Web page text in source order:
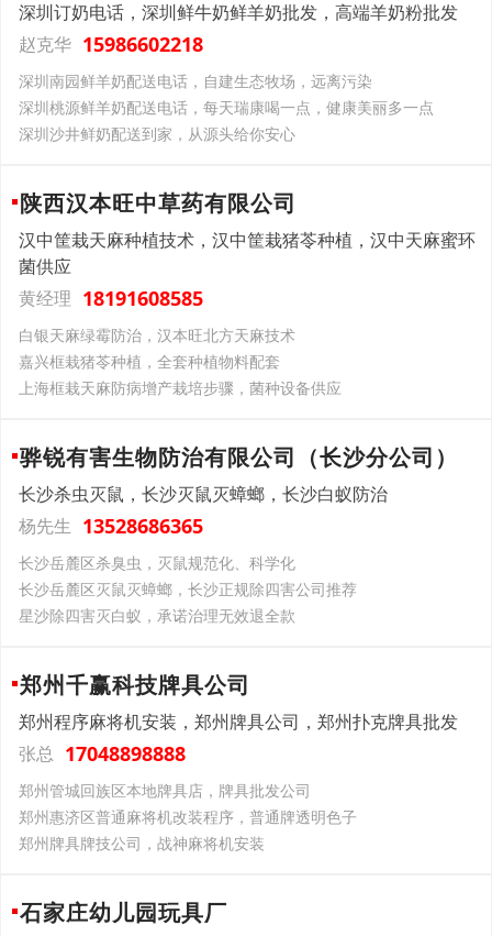
深圳订奶电话，深圳鲜牛奶鲜羊奶批发，高端羊奶粉批发
赵克华 15986602218
深圳南园鲜羊奶配送电话，自建生态牧场，远离污染
深圳桃源鲜羊奶配送电话，每天瑞康喝一点，健康美丽多一点
深圳沙井鲜奶配送到家，从源头给你安心
陕西汉本旺中草药有限公司
汉中筐栽天麻种植技术，汉中筐栽猪苓种植，汉中天麻蜜环
菌供应
黄经理 18191608585
白银天麻绿霉防治，汉本旺北方天麻技术
嘉兴框栽猪苓种植，全套种植物料配套
上海框栽天麻防病增产栽培步骤，菌种设备供应
骅锐有害生物防治有限公司（长沙分公司）
长沙杀虫灭鼠，长沙灭鼠灭蟑螂，长沙白蚁防治
杨先生 13528686365
长沙岳麓区杀臭虫，灭鼠规范化、科学化
长沙岳麓区灭鼠灭蟑螂，长沙正规除四害公司推荐
星沙除四害灭白蚁，承诺治理无效退全款
郑州千赢科技牌具公司
郑州程序麻将机安装，郑州牌具公司，郑州扑克牌具批发
张总 17048898888
郑州管城回族区本地牌具店，牌具批发公司
郑州惠济区普通麻将机改装程序，普通牌透明色子
郑州牌具牌技公司，战神麻将机安装
石家庄幼儿园玩具厂